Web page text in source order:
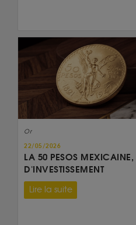
Or
22/05/2026
LA 50 PESOS
D'INVESTISSEMENT
Lire la suite